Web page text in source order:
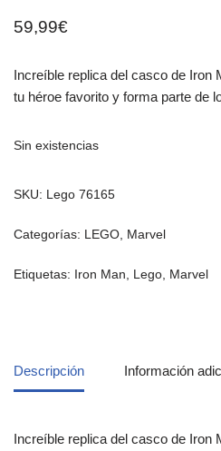
59,99€
Increíble replica del casco de Iron
tu héroe favorito y forma parte de
Sin existencias
SKU: Lego 76165
Categorías: LEGO Marvel
Etiquetas: Iron Man Lego Marvel
Descripción Información
Increíble replica del casco de Iron